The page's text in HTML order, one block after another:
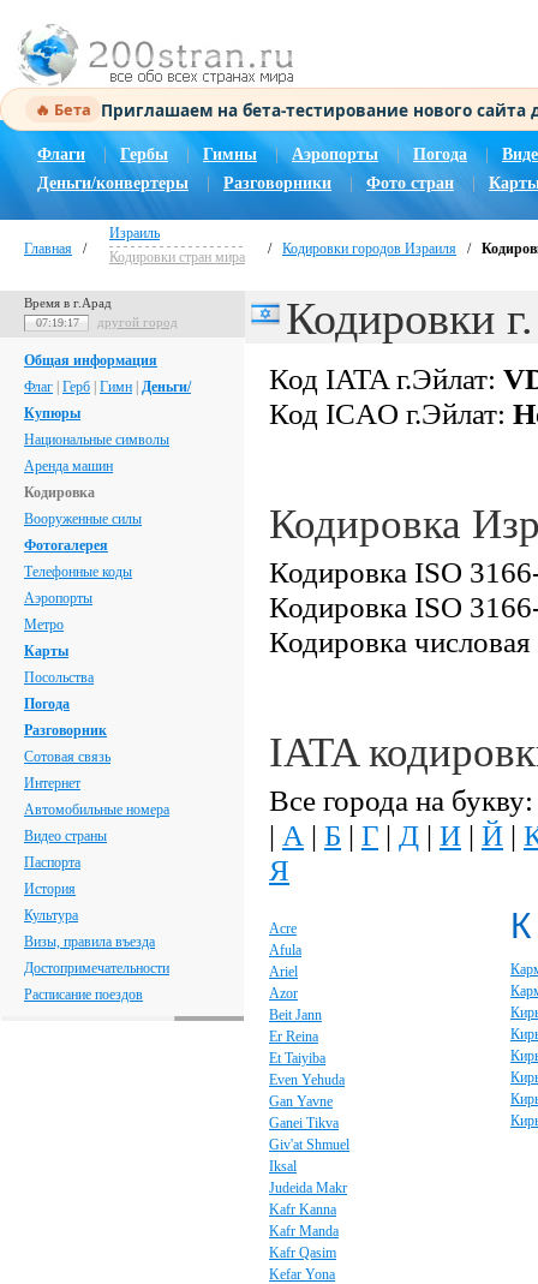
🔥 Бета Приглашаем на бета-тестирование нового
Флаги Гербы Гимны | Аэропорты Погода |
Деньги/конвертеры
Разговорники Фото стран
Главная /
Израиль
Кодировки стран мира
/ Кодировки городов Израиля /
Время в г.Арад
07:19:18 другой город
Общая информация
Флаг Герб Гимн Деньги/
Купюры
Национальные символы
Аренда машин
Кодировка
Вооруженные силы
Фотогалерея
Телефонные коды
Аэропорты
Метро
Карты
Посольства
Погода
Разговорник
Сотовая связь
Интернет
Автомобильные номера
Видео страны
Паспорта
История
Культура
Визы, правила въезда
Достопримечательности
Расписание поездов
Кодировки
Код IATA г.Эйлат:
Код ICAO г.Эйлат:
Кодировка
Кодировка ISO
Кодировка ISO
Кодировка
IATA
Все города на букву:
| А | Б | Г | Д | И | Й |
Я
Acre
Afula
Ariel
Azor
Beit Jann
Er Reina
Et Taiyiba
Even Yehuda
Gan Yavne
Ganei Tikva
Giv'at Shmuel
Iksal
Judeida Makr
Kafr Kanna
Kafr Manda
Kafr Qasim
Kefar Yona
К